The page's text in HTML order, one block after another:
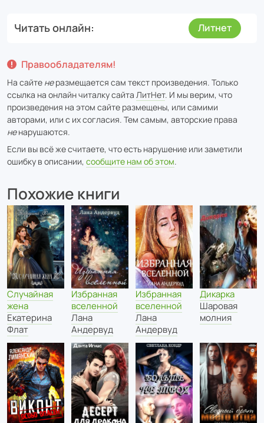
Читать онлайн Литнет
Правообладателям!
На сайте неразмещается сам текст произведения. Только
ссылка на онлайн читалку сайта ЛитНет. И мы верим, что
произведения на этом сайте размещены, или самими
авторами, или с их согласия. Тем самым, авторские права
ненарушаются.
Если вы всё же считаете, что есть нарушение или заметили
ошибку в описании, сообщите нам об этом.
Похожие книги
Случайная
жена
Екатерина
Флат
Избранная
вселенной
Лана
Андервуд
Избранная
вселенной
Лана
Андервуд
Дикарка
Шаровая
молния